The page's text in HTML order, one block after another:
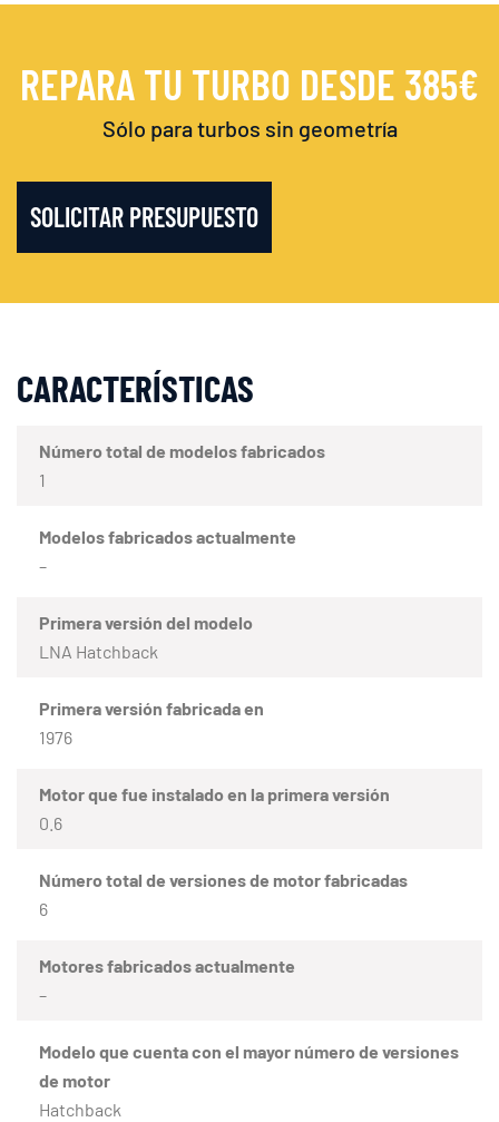
REPARA TU TURBO DESDE 385€
Sólo para turbos sin geometría
SOLICITAR PRESUPUESTO
CARACTERÍSTICAS
Número total de modelos fabricados
1
Modelos fabricados actualmente
–
Primera versión del modelo
LNA Hatchback
Primera versión fabricada en
1976
Motor que fue instalado en la primera versión
0.6
Número total de versiones de motor fabricadas
6
Motores fabricados actualmente
–
Modelo que cuenta con el mayor número de versiones
de motor
Hatchback